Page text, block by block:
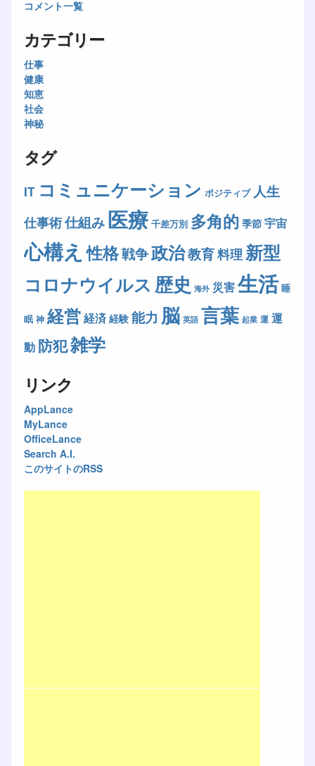
コメント一覧
カテゴリー
仕事
健康
知恵
社会
神秘
タグ
IT コミュニケーション ポジティブ 人生
仕事術仕組み医療 千差万別 多角的 季節 宇宙
心構え 性格戦争政治教育料理 新型
コロナウイルス 歴史 海外 災害生活 睡
眠 神 経営経済 経験 能力 脳 英語 言葉 起業 運 運
動 防犯雑学
リンク
AppLance
MyLance
OfficeLance
Search A.I.
このサイトのRSS